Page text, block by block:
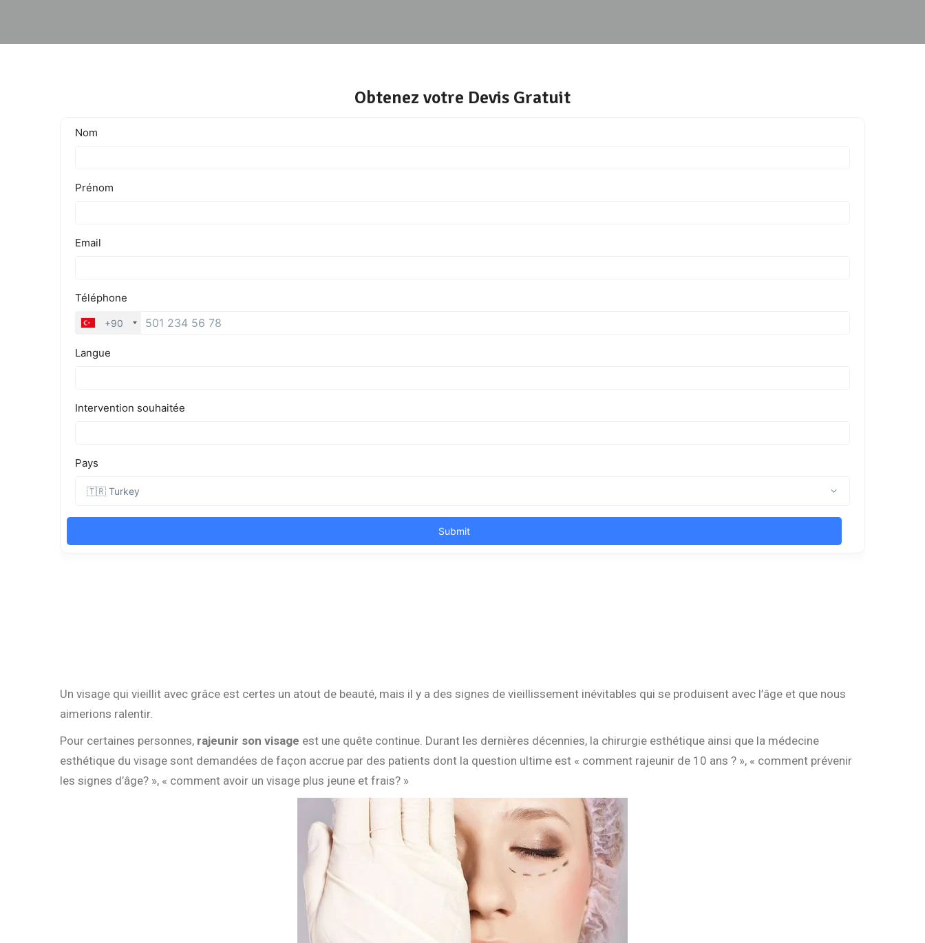
Obtenez votre Devis Gratuit
Un visage qui vieillit avec grâce est certes un atout de beauté, mais il y a des signes de vieillissement inévitables qui se produisent avec l’âge et que nous
aimerions ralentir.
Pour certaines personnes, rajeunir son visage est une quête continue. Durant les dernières décennies, la chirurgie esthétique ainsi que la médecine
esthétique du visage sont demandées de façon accrue par des patients dont la question ultime est « comment rajeunir de 10 ans ? », « comment prévenir
les signes d’âge? », « comment avoir un visage plus jeune et frais? »